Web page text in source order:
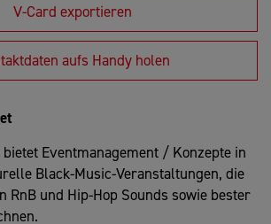
V-Card exportieren
aufs Handy holen
Eventmanagement / Konzepte in
Black-Music-Veranstaltungen, die
RnB und Hip-Hop Sounds sowie bester